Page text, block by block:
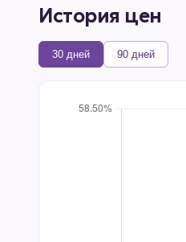
История цен
30 дней 90 дней